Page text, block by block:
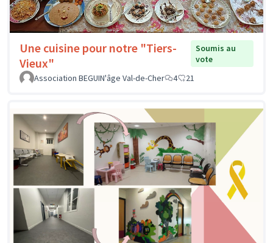
Une cuisine pour notre "Tiers-
Vieux"
Soumis au
vote
Association BEGUIN'âge Val-de-Cher
4 21